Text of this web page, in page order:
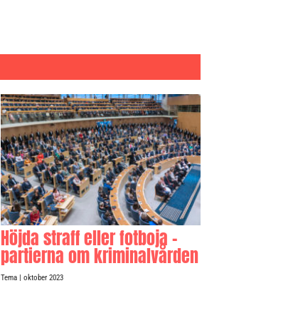
Höjda straff eller fotboja –
partierna om kriminalvården
Tema| oktober 2023